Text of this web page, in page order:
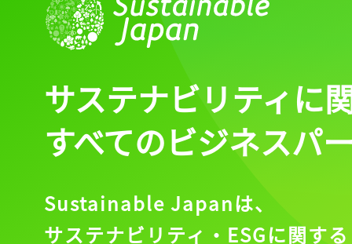
サステナビリティに
すべてのビジネスパ
Sustainable Japanは、
サステナビリティ・ESGに関する